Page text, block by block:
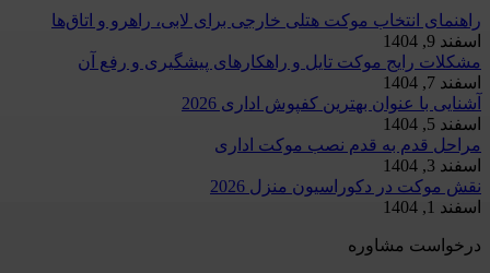
راهنمای انتخاب موکت هتلی خارجی برای لابی، راهرو و اتاق‌ها
اسفند 9, 1404
مشکلات رایج موکت تایل و راهکارهای پیشگیری و رفع آن
اسفند 7, 1404
آشنایی با عنوان بهترین کفپوش اداری 2026
اسفند 5, 1404
مراحل قدم به قدم نصب موکت اداری
اسفند 3, 1404
نقش موکت در دکوراسیون منزل 2026
اسفند 1, 1404
درخواست مشاوره